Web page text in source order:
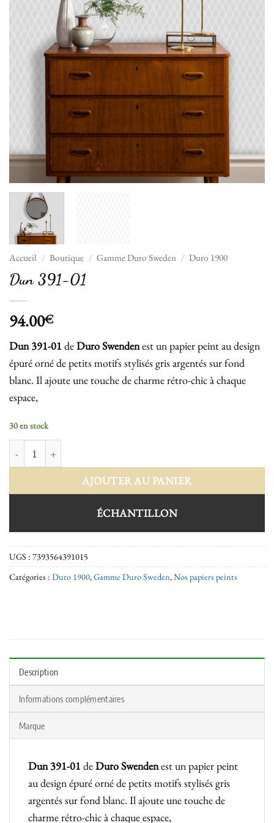
Accueil / Boutique / Gamme Duro Sweden / Duro 1900
Dun 391-01
94.00€
Dun 391-01 deDuro Swendenest un papier peint au design
épuré orné de petits motifs stylisés gris argentés sur fond
blanc. Il ajoute une touche de charme rétro-chic à chaque
espace,
30 en stock
AJOUTER AU PANIER
ÉCHANTILLON
UGS : 7393564391015
Catégories : Duro 1900,Gamme Duro Sweden,Nos papiers peints
Description
Informations complémentaires
Marque
Dun 391-01 deDuro Swendenest un papier peint
au design épuré orné de petits motifs stylisés gris
argentés sur fond blanc. Il ajoute une touche de
charme rétro-chic à chaque espace,